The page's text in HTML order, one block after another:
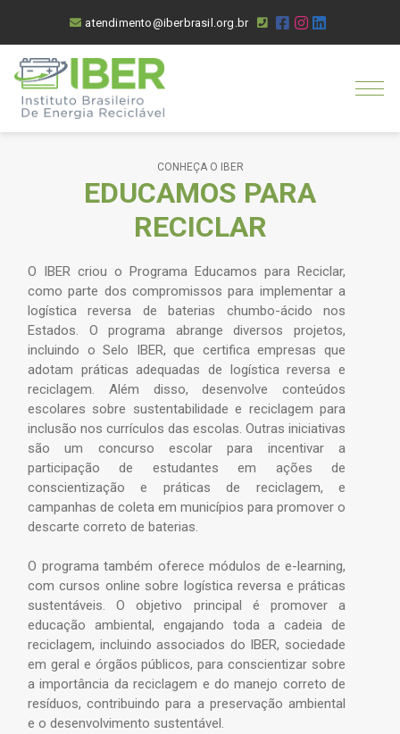
atendimento@iberbrasil.org.br
O IBER
GESTÃO
APLICATIVO
DESCRIÇÃO DO SISTEMA
LEGISLAÇÃO
ASSOCIADOS
PARCEIROS
EDUCAÇÃO AMBIENTAL
BLOG
EVENTOS
CONTATO
FALE CONOSCO
CANAL COM O
ENCARREGADO DE DADOS
VALIDAR CERTIFICADO/SELO
CONHEÇA O IBER
EDUCAMOS PARA
RECICLAR
O IBER criou o Programa Educamos para Reciclar,
como parte dos compromissos para implementar a
logística reversa de baterias chumbo-ácido nos
Estados. O programa abrange diversos projetos,
incluindo o Selo IBER, que certifica empresas que
adotam práticas adequadas de logística reversa e
reciclagem. Além disso, desenvolve conteúdos
escolares sobre sustentabilidade e reciclagem para
inclusão nos currículos das escolas. Outras iniciativas
são um concurso escolar para incentivar a
participação de estudantes em ações de
conscientização e práticas de reciclagem, e
campanhas de coleta em municípios para promover o
descarte correto de baterias.
O programa também oferece módulos de e-learning,
com cursos online sobre logística reversa e práticas
sustentáveis. O objetivo principal é promover a
educação ambiental, engajando toda a cadeia de
reciclagem, incluindo associados do IBER, sociedade
em geral e órgãos públicos, para conscientizar sobre
a importância da reciclagem e do manejo correto de
resíduos, contribuindo para a preservação ambiental
e o desenvolvimento sustentável.